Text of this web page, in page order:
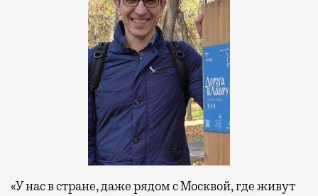
«У нас в стране, даже рядом с Москвой, где живут